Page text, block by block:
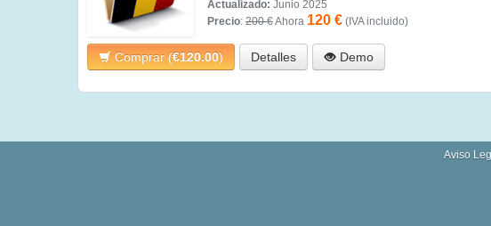
Actualizado: Junio 2025
Precio: 200 €Ahora 120 € (IVA incluido)
Comprar (€120.00) Detalles Demo
Aviso